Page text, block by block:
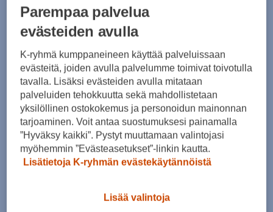
March 2023(8)
(6)
January 2023(7)
November 2022(6)
October 2022(7)
September 2022(5)
August 2022(4)
July 2022(9)
June 2022(7)
May 2022(8)
April 2022 (10)
March 2022 (11)
February 2022(9)
Parempaa palvelua
evästeiden avulla
K-ryhmä kumppaneineen käyttää palveluissaan
evästeitä, joiden avulla palvelumme toimivat toivotulla
tavalla. Lisäksi evästeiden avulla mitataan
palveluiden tehokkuutta sekä mahdollistetaan
yksilöllinen ostokokemus ja personoidun mainonnan
tarjoaminen. Voit antaa suostumuksesi painamalla
”Hyväksy kaikki”. Pystyt muuttamaan valintojasi
myöhemmin ”Evästeasetukset”-linkin kautta.
Lisätietoja K-ryhmän evästekäytännöistä
Lisää valintoja